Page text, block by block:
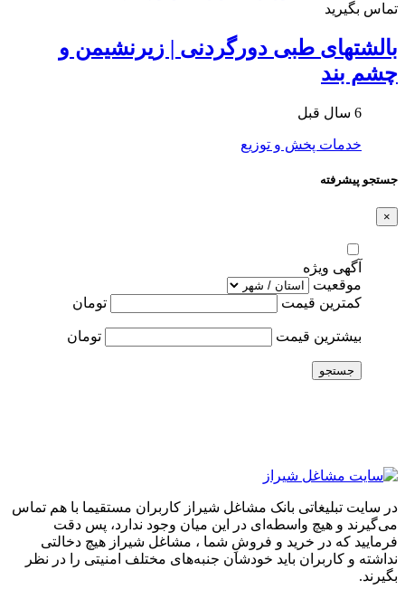
تماس بگیرید
بالشتهای طبی دورگردنی | زیرنشیمن و
چشم بند
6 سال قبل
خدمات پخش و توزیع
جستجو پیشرفته
×
آگهی ویژه
موقعیت
کمترین قیمت
تومان
بیشترین قیمت تومان
جستجو
در سایت تبلیغاتی بانک مشاغل شیراز کاربران مستقیما با هم تماس
می‌گیرند و هیچ واسطه‌ای در این میان وجود ندارد، پس دقت
فرمایید که در خرید و فروشِ شما ، مشاغل شیراز هیچ دخالتی
نداشته و کاربران باید خودشان جنبه‌های مختلف امنیتی را در نظر
بگیرند.